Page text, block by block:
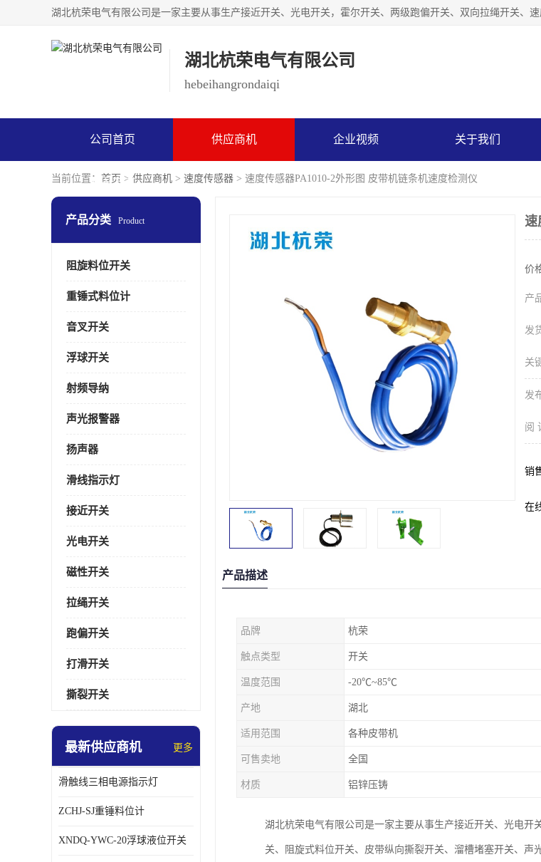
湖北杭荣电气有限公司
hebeihangrondaiqi
公司首页 供应商机 企业视频 关于我们
联系方式
当前位置： 首页 > 供应商机 > 速度传感器 > 速度传感器PA1010-2外形图 皮带机链条机速度检测仪
产品分类 Product
阻旋料位开关
重锤式料位计
音叉开关
浮球开关
射频导纳
声光报警器
扬声器
滑线指示灯
接近开关
光电开关
磁性开关
拉绳开关
跑偏开关
打滑开关
撕裂开关
最新供应商机 更多
滑触线三相电源指示灯
ZCHJ-SJ重锤料位计
XNDQ-YWC-20浮球液位开关
速
价
产
发
关
发
阅
销
在
产品描述
品牌 杭荣
触点类型 开关
温度范围 -20℃~85℃
产地 湖北
适用范围 各种皮带机
可售卖地 全国
材质 铝锌压铸
湖北杭荣电气有限公司是一家主要从事生产接近开关、光电
关、阻旋式料位开关、皮带纵向撕裂开关、溜槽堵塞开关、